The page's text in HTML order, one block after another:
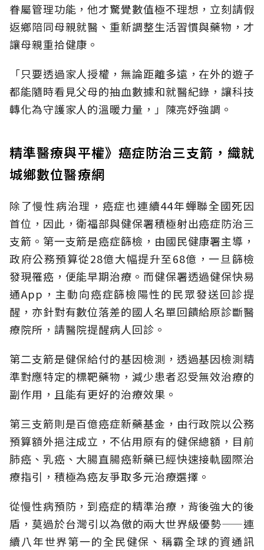
眷屬管理功能，他才驚覺數值極不理想，立刻請假
返鄉陪同母親就醫、重新調整生活習慣與藥物，才
讓母親重拾健康。
「只要透過家人授權，無論距離多遠，在外的遊子
都能隨時看見父母的抽血數據和就醫紀錄，讓科技
轉化為守護家人的溫暖力量，」陳亮妤強調。
精準醫療與平權》癌症防治三支箭，織就
城鄉數位醫療網
除了慢性病治理，癌症也連續44年蟬聯全國死因
首位，因此，衛福部與健保署積極射出癌症防治三
支箭。第一支箭是癌症篩檢，由國民健康署主導，
政府公務預算從28億大幅提升至68億，一旦篩檢
發現罹癌，便能早期治療。而健保署透過健保快易
通App，主動向癌症篩檢陽性的民眾發送回診提
醒，亦針對有數位落差的國人名單回饋給原診斷醫
療院所，請醫院提醒病人回診。
第二支箭是健保給付的基因檢測，透過基因檢測精
準對應特定的標靶藥物，減少患者忍受無效治療的
副作用，且能有更好的治療效果。
第三支箭則是百億癌症新藥基金，由行政院以公務
預算額外挹注成立，不佔用原有的健保總額，目前
肺癌、乳癌、大腸直腸癌新藥已經快速接軌國際治
療指引，積極為癌友爭取多元治療選擇。
從慢性病預防，到癌症的精準治療，背後強大的後
盾，莫過於台灣引以為傲的兩大世界級優勢——連
續八年世界第一的全民健保、稱霸全球的資通訊